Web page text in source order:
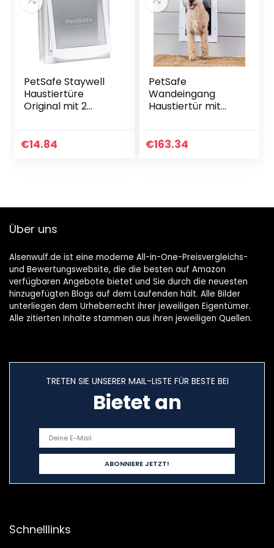
für große
Haustiere,
Haustiere
(schwarz)
PetSafe Staywell
Haustiertüre
Original mit 2
Außentür, Für
€14.84
PetSafe
Wandeingang
Haustiertür mit
kg, Weiß – Medium
€163.34
Über uns
Alsenwulf.de ist eine moderne All-in-One-Preisvergleichs-
und Bewertungswebsite, die die besten auf Amazon
verfügbaren Angebote bietet und Sie durch die neuesten
hinzugefügten Blogs auf dem Laufenden hält. Alle Bilder
unterliegen dem Urheberrecht ihrer jeweiligen Eigentümer.
Alle zitierten Inhalte stammen aus ihren jeweiligen Quellen.
TRETEN SIE UNSERER MAIL-LISTE FÜR BESTE BEI
Bietet an
Schnelllinks